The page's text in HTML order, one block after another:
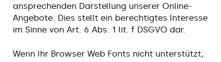
ansprechenden Darstellung unserer Online-
Angebote. Dies stellt ein berechtigtes Interesse
im Sinne von Art. 6 Abs. 1 lit. f DSGVO dar.
Wenn Ihr Browser Web Fonts nicht unterstützt,